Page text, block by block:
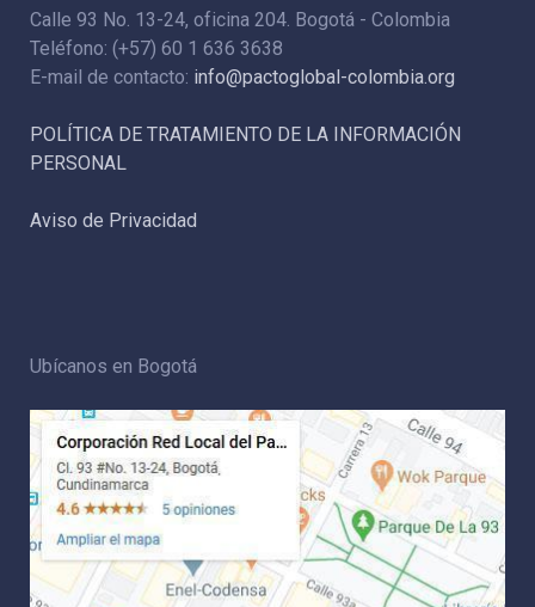
Calle 93 No. 13-24, oficina 204. Bogotá - Colombia
Teléfono: (+57) 60 1 636 3638
E-mail de contacto: info@pactoglobal-colombia.org
POLÍTICA DE TRATAMIENTO DE LA INFORMACIÓN
PERSONAL
Aviso de Privacidad
Ubícanos en Bogotá